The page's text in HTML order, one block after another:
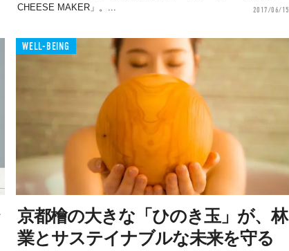
CHEESE MAKER」。...
2017/06/15
WELL-BEING
京都檜の大きな「ひのき玉」が、林
業とサステイナブルな未来を守る